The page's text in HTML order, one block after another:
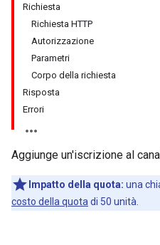
Richiesta
Richiesta HTTP
Autorizzazione
Parametri
Corpo della richiesta
Risposta
Errori
Aggiunge un'iscrizione al
Impatto della quota: una
costo della quota di 50 unità.